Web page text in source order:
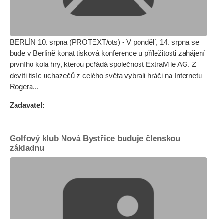
BERLÍN 10. srpna (PROTEXT/ots) - V pondělí, 14. srpna se
bude v Berlíně konat tisková konference u příležitosti zahájení
prvního kola hry, kterou pořádá společnost ExtraMile AG. Z
devíti tisíc uchazečů z celého světa vybrali hráči na Internetu
Rogera...
Zadavatel:
Golfový klub Nová Bystřice buduje členskou
základnu